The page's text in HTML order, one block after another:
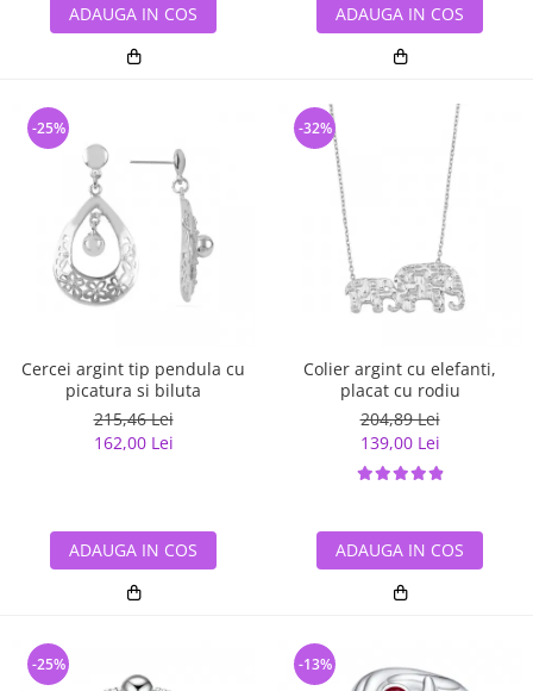
ADAUGA IN COS ADAUGA IN COS
Cercei argint tip pendula cu
picatura si biluta
215,46 Lei
162,00 Lei
-25%
ADAUGA IN COS
Colier argint cu elefanti,
placat cu rodiu
204,89 Lei
139,00 Lei
-32%
ADAUGA IN COS
-25% -13%